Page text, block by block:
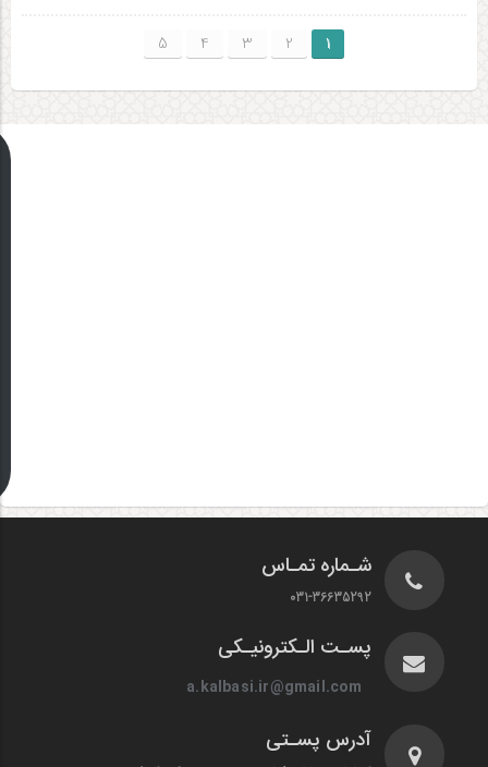
1
2
3
4
5
شـماره تمـاس
031-36635292
پسـت الـکترونیـکی
a.kalbasi.ir@gmail.com
آدرس پسـتی